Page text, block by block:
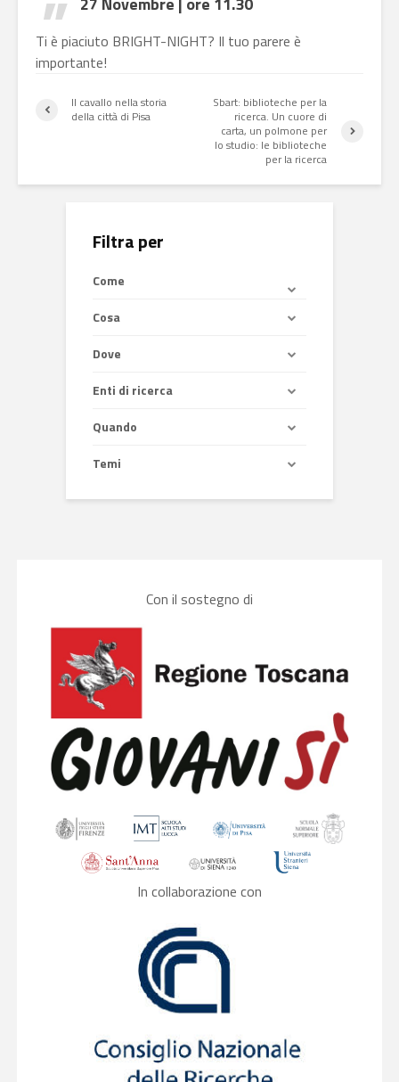
Ti è piaciuto BRIGHT-NIGHT? Il tuo parere è
importante!
Il cavallo nella storia
della città di Pisa
Sbart: biblioteche per la
ricerca. Un cuore di
carta, un polmone per
lo studio: le biblioteche
per la ricerca
Filtra per
Come
Cosa
Dove
Enti di ricerca
Quando
Temi
Con il sostegno di
In collaborazione con